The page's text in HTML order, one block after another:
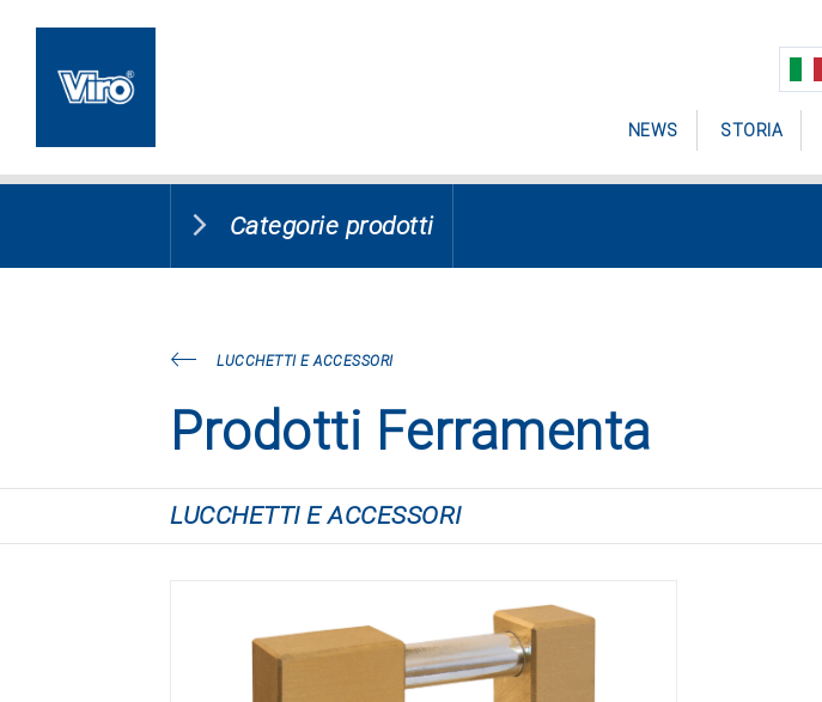
NEWS STORIA
Categorie prodotti
LUCCHETTI E ACCESSORI
Prodotti Ferramenta
LUCCHETTI E ACCESSORI